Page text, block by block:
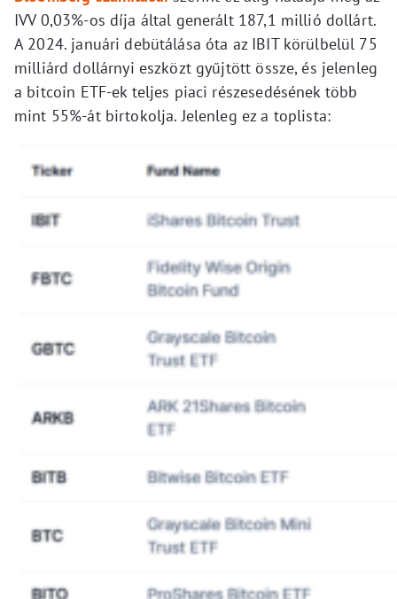
IVV 0,03%-os díja által generált 187,1 millió dollárt.
A 2024. januári debütálása óta az IBIT körülbelül 75
milliárd dollárnyi eszközt gyűjtött össze, és jelenleg
a bitcoin ETF-ek teljes piaci részesedésének több
mint 55%-át birtokolja. Jelenleg ez a toplista: